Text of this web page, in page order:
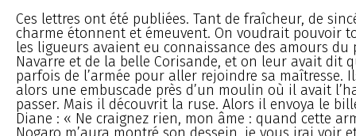
Ces lettres ont été publiées. Tant de fraîcheur, de
charme étonnent et émeuvent. On voudrait pouvoir
les ligueurs avaient eu connaissance des amours du
Navarre et de la belle Corisande, et on leur avait dit
parfois de l’armée pour aller rejoindre sa maîtresse.
alors une embuscade près d’un moulin où il avait
passer. Mais il découvrit la ruse. Alors il envoya le
Diane : « Ne craignez rien, mon âme : quand cette